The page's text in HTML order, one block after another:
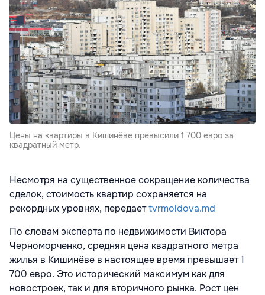
Цены на квартиры в Кишинёве превысили 1 700 евро за
квадратный метр.
Несмотря на существенное сокращение количества
сделок, стоимость квартир сохраняется на
рекордных уровнях, передаетtvrmoldova.md
По словам эксперта по недвижимости Виктора
Черноморченко, средняя цена квадратного метра
жилья в Кишинёве в настоящее время превышает 1
700 евро. Это исторический максимум как для
новостроек, так и для вторичного рынка. Рост цен